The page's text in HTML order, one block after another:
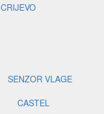
CRIJEVO
SENZOR VLAGE
CASTEL